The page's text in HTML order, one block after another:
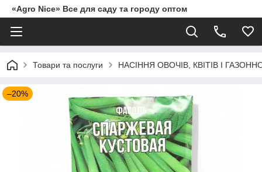
«Agro Nice» Все для саду та городу оптом
Товари та послуги НАСІННЯ ОВОЧІВ, КВІТІВ І
–20%